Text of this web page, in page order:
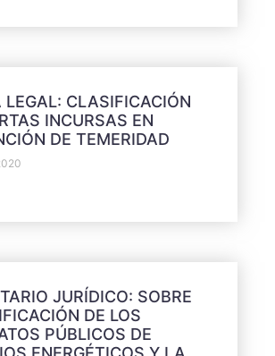
LEGAL: CLASIFICACIÓN
INCURSAS EN
DE TEMERIDAD
JURÍDICO: SOBRE
DE LOS
PÚBLICOS DE